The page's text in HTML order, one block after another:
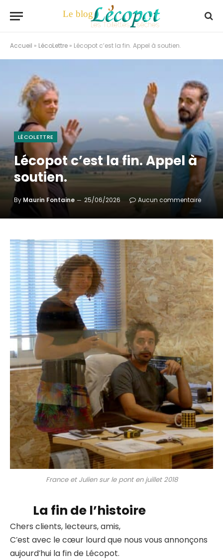
Accueil » LécoLettre » Lécopot c’est la fin. Appel à soutien.
LÉCOLETTRE
Lécopot c’est la fin. Appel à
soutien.
By Maurin Fontaine 25/06/2026 Aucun commentaire
France et Julien sur le pont en juillet 2018
La fin de l’histoire
Chers clients, lecteurs, amis,
C’est avec le cœur lourd que nous vous annonçons
aujourd’hui la fin de Lécopot.